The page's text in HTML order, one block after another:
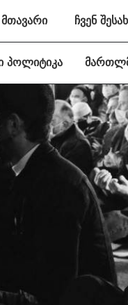
მთავარი ჩვენ
პოლიტიკა